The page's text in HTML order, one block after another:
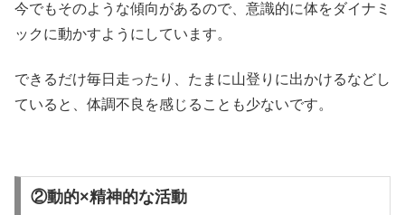
今でもそのような傾向があるので、意識的に体をダイナミ
ックに動かすようにしています。
できるだけ毎日走ったり、たまに山登りに出かけるなどし
ていると、体調不良を感じることも少ないです。
②動的×精神的な活動